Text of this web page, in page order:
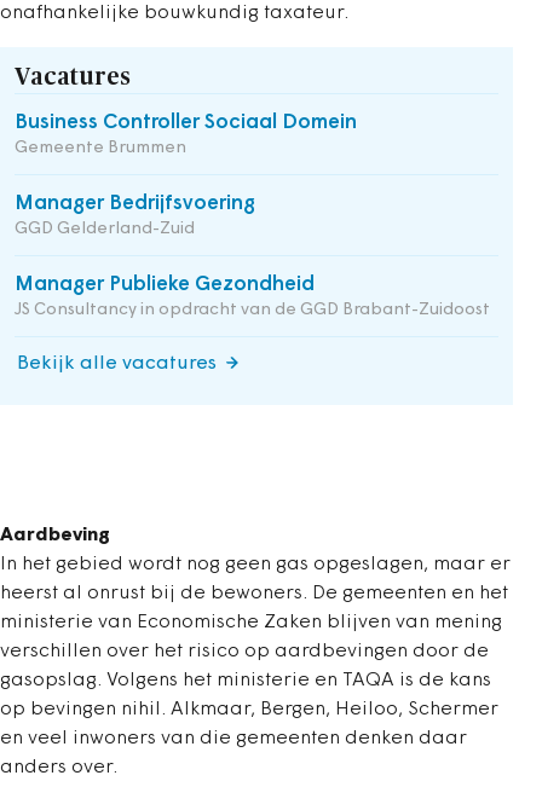
onafhankelijke bouwkundig taxateur.
Vacatures
Business Controller Sociaal Domein
Gemeente Brummen
Manager Bedrijfsvoering
GGD Gelderland-Zuid
Manager Publieke Gezondheid
JS Consultancy in opdracht van de GGD Brabant-Zuidoost
Bekijk alle vacatures
Aardbeving
In het gebied wordt nog geen gas opgeslagen, maar er
heerst al onrust bij de bewoners. De gemeenten en het
ministerie van Economische Zaken blijven van mening
verschillen over het risico op aardbevingen door de
gasopslag. Volgens het ministerie en TAQA is de kans
op bevingen nihil. Alkmaar, Bergen, Heiloo, Schermer
en veel inwoners van die gemeenten denken daar
anders over.